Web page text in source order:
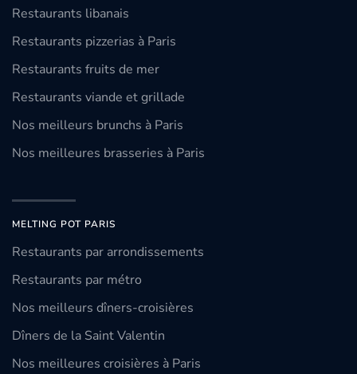
Restaurants libanais
Restaurants pizzerias à Paris
Restaurants fruits de mer
Restaurants viande et grillade
Nos meilleurs brunchs à Paris
Nos meilleures brasseries à Paris
MELTING POT PARIS
Restaurants par arrondissements
Restaurants par métro
Nos meilleurs dîners-croisières
Dîners de la Saint Valentin
Nos meilleures croisières à Paris